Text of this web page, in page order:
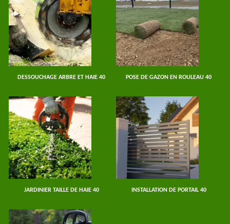
DESSOUCHAGE ARBRE ET HAIE 40 POSE DE GAZON EN ROULEAU 40
JARDINIER TAILLE DE HAIE 40 INSTALLATION DE PORTAIL 40